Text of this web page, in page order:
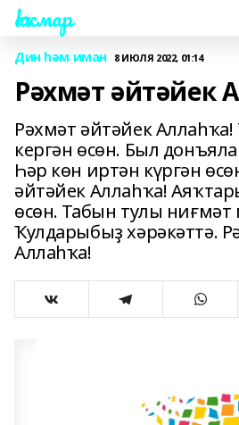
Һаҡмар
Дин һәм иман 8 ИЮЛЯ 2022, 01:14
Рәхмәт әйтәйек
Рәхмәт әйтәйек Аллаһҡа!
кергән өсөн. Был
Һәр көн иртән күргән
әйтәйек Аллаһҡа!
өсөн. Табын тулы ниғмәт
Ҡулдарыбыҙ хәрәкәттә.
Аллаһҡа!